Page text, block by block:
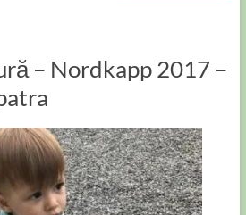
– Nordkapp 2017 –